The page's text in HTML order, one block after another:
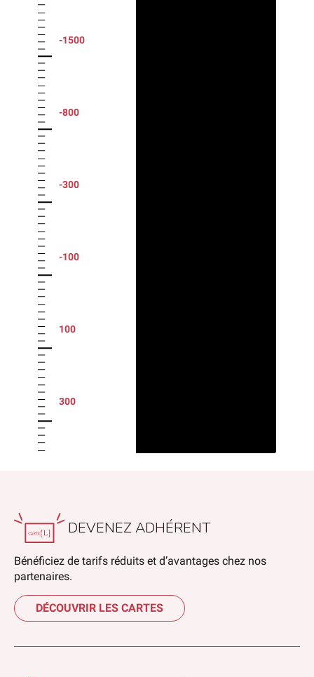
-1500
-800
-300
-100
100
300
DEVENEZ ADHÉRENT
Bénéficiez de tarifs réduits et d’avantages chez nos
partenaires.
DÉCOUVRIR LES CARTES